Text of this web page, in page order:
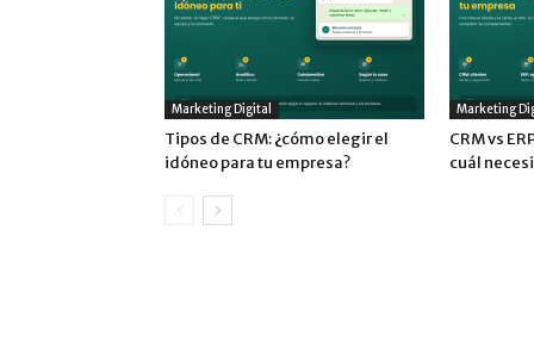
Marketing Digital
Tipos de CRM: ¿cómo elegir el
idóneo para tu empresa?
Marketing
CRM vs
cuál